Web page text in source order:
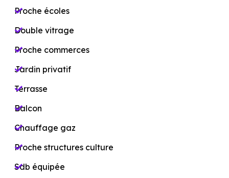
Proche écoles
Double vitrage
Proche commerces
Jardin privatif
Terrasse
Balcon
Chauffage gaz
Proche structures culture
Sdb équipée